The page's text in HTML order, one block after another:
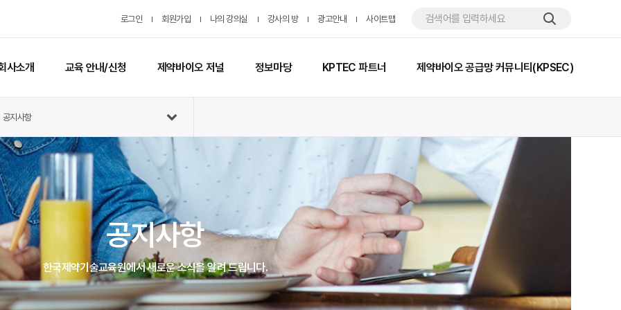
로그인 회원가입 나의 강의실 강사의 방 광고안내 사이트맵
사소개 교육 안내/신청 제약바이오 저널 정보마당 KPTEC 파트너 제약바이오 공급망 커뮤니티(KPSEC)
공지사항
공지사항
한국제약기술교육원에서 새로운 소식을 알려 드립니다.